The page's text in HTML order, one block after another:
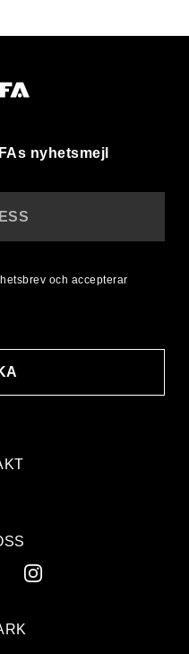
nyhetsmejl
och accepterar